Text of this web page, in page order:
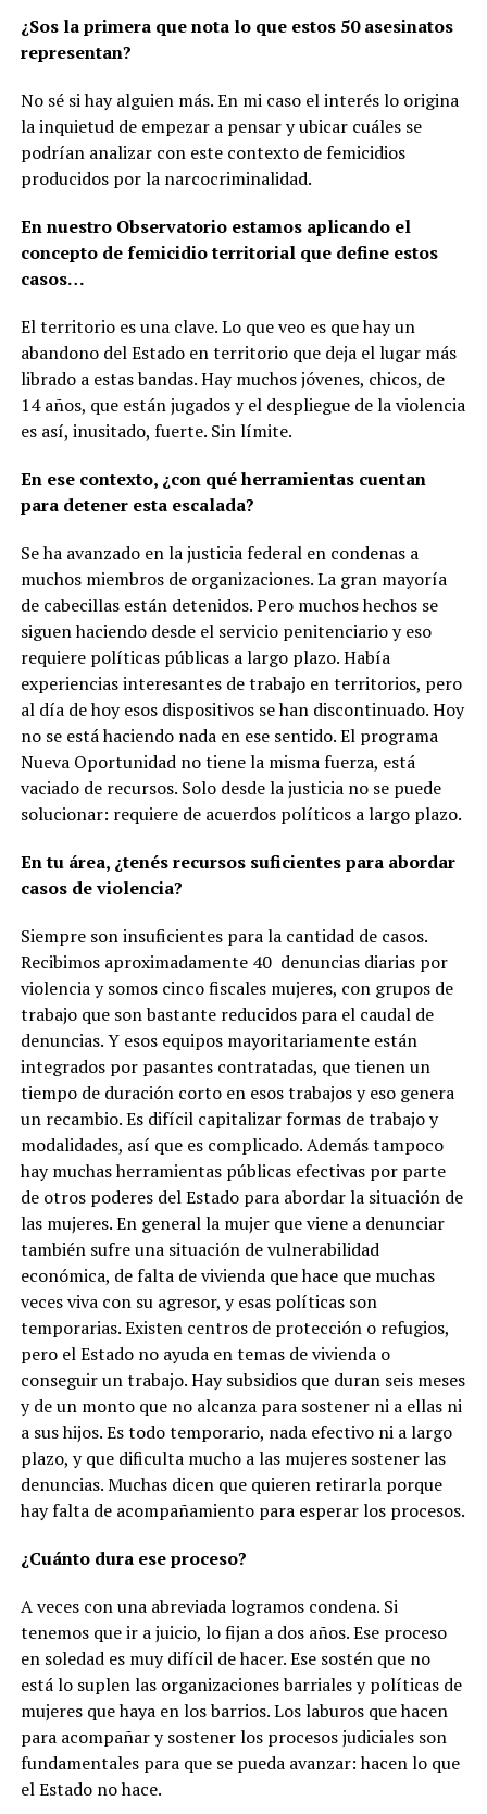
¿Sos la primera que nota lo que estos 50 asesinatos
representan?
No sé si hay alguien más. En mi caso el interés lo origina
la inquietud de empezar a pensar y ubicar cuáles se
podrían analizar con este contexto de femicidios
producidos por la narcocriminalidad.
En nuestro Observatorio estamos aplicando el
concepto de femicidio territorial que define estos
casos…
El territorio es una clave. Lo que veo es que hay un
abandono del Estado en territorio que deja el lugar más
librado a estas bandas. Hay muchos jóvenes, chicos, de
14 años, que están jugados y el despliegue de la violencia
es así, inusitado, fuerte. Sin límite.
En ese contexto, ¿con qué herramientas cuentan
para detener esta escalada?
Se ha avanzado en la justicia federal en condenas a
muchos miembros de organizaciones. La gran mayoría
de cabecillas están detenidos. Pero muchos hechos se
siguen haciendo desde el servicio penitenciario y eso
requiere políticas públicas a largo plazo. Había
experiencias interesantes de trabajo en territorios, pero
al día de hoy esos dispositivos se han discontinuado. Hoy
no se está haciendo nada en ese sentido. El programa
Nueva Oportunidad no tiene la misma fuerza, está
vaciado de recursos. Solo desde la justicia no se puede
solucionar: requiere de acuerdos políticos a largo plazo.
En tu área, ¿tenés recursos suficientes para abordar
casos de violencia?
Siempre son insuficientes para la cantidad de casos.
Recibimos aproximadamente 40 denuncias diarias por
violencia y somos cinco fiscales mujeres, con grupos de
trabajo que son bastante reducidos para el caudal de
denuncias. Y esos equipos mayoritariamente están
integrados por pasantes contratadas, que tienen un
tiempo de duración corto en esos trabajos y eso genera
un recambio. Es difícil capitalizar formas de trabajo y
modalidades, así que es complicado. Además tampoco
hay muchas herramientas públicas efectivas por parte
de otros poderes del Estado para abordar la situación de
las mujeres. En general la mujer que viene a denunciar
también sufre una situación de vulnerabilidad
económica, de falta de vivienda que hace que muchas
veces viva con su agresor, y esas políticas son
temporarias. Existen centros de protección o refugios,
pero el Estado no ayuda en temas de vivienda o
conseguir un trabajo. Hay subsidios que duran seis meses
y de un monto que no alcanza para sostener ni a ellas ni
a sus hijos. Es todo temporario, nada efectivo ni a largo
plazo, y que dificulta mucho a las mujeres sostener las
denuncias. Muchas dicen que quieren retirarla porque
hay falta de acompañamiento para esperar los procesos.
¿Cuánto dura ese proceso?
A veces con una abreviada logramos condena. Si
tenemos que ir a juicio, lo fijan a dos años. Ese proceso
en soledad es muy difícil de hacer. Ese sostén que no
está lo suplen las organizaciones barriales y políticas de
mujeres que haya en los barrios. Los laburos que hacen
para acompañar y sostener los procesos judiciales son
fundamentales para que se pueda avanzar: hacen lo que
el Estado no hace.